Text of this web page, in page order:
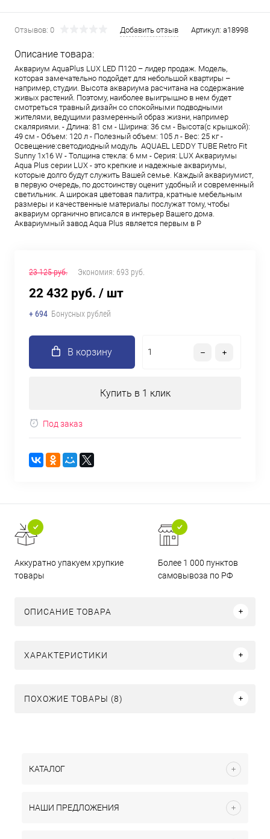
Отзывов: 0 Добавить отзыв Артикул: a18998
Описание товара:
Аквариум AquaPlus LUX LED П120 – лидер продаж. Модель,
которая замечательно подойдет для небольшой квартиры –
например, студии. Высота аквариума расчитана на содержание
живых растений. Поэтому, наиболее выигрышно в нем будет
смотреться травный дизайн со спокойными подводными
жителями, ведущими размеренный образ жизни, например
скаляриями. - Длина: 81 см - Ширина: 36 см - Высота(с крышкой):
49 см - Объем: 120 л - Полезный объем: 105 л - Вес: 25 кг -
Освещение:светодиодный модуль AQUAEL LEDDY TUBE Retro Fit
Sunny 1х16 W - Толщина стекла: 6 мм - Серия: LUX Аквариумы
Aqua Plus серии LUX - это крепкие и надежные аквариумы,
которые долго будут служить Вашей семье. Каждый аквариумист,
в первую очередь, по достоинству оценит удобный и современный
светильник. А широкая цветовая палитра, кратные мебельным
размеры и качественные материалы послужат тому, чтобы
аквариум органично вписался в интерьер Вашего дома.
Аквариумный завод Aqua Plus является первым в Р
23 125 руб. Экономия: 693 руб.
22 432 руб. / шт
+ 694 Бонусных рублей
В корзину
Купить в 1 клик
Под заказ
Аккуратно упакуем хрупкие
товары
Более 1 000 пунктов
самовывоза по РФ
ОПИСАНИЕ ТОВАРА
ХАРАКТЕРИСТИКИ
ПОХОЖИЕ ТОВАРЫ (8)
КАТАЛОГ
НАШИ ПРЕДЛОЖЕНИЯ